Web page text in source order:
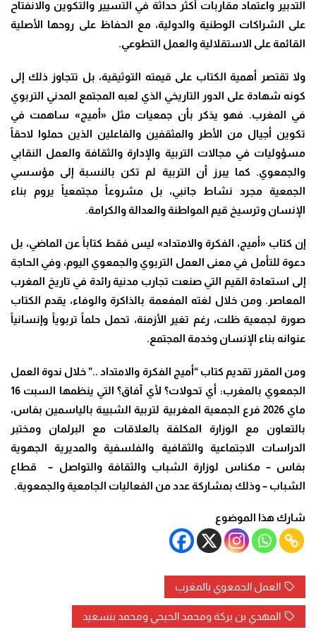
التدبير واعتماد مقاربات أكثر حداثة في التسيير والتكوين والانفتاح
على الشراكات الوطنية والدولية، مع الحفاظ على روحها الأصلية
القائمة على الاستقلالية والعمل التطوعي.
ولا تقتصر أهمية الكتاب على قيمته التوثيقية، بل تتجاوز ذلك إلى
كونه شهادة على الدور التاريخي الذي لعبه المجتمع المدني التربوي
في المغرب. فهو يذكر بأن جمعيات مثل «أميج» ساهمت في
تكوين أجيال من الأطر والمثقفين والفاعلين الذين حملوا لاحقاً
مسؤوليات في مجالات التربية والإدارة والثقافة والعمل النقابي
والجمعوي. كما يبرز أن التربية لم تكن بالنسبة إلى مؤسسي
الجمعية مجرد نشاط جانبي، بل مشروعاً مجتمعياً يروم بناء
الإنسان وترسيخ قيم المواطنة والعدالة والكرامة.
إن كتاب «أميج، الفكرة والامتداد» ليس فقط كتاباً عن الماضي، بل
دعوة للتأمل في معنى العمل التربوي والجمعوي اليوم، وفي الحاجة
إلى استعادة القيم التي صنعت تجارب مدنية رائدة في تاريخ المغرب
المعاصر. ومن خلال لغته المفعمة بالذاكرة والوفاء، يقدم الكتاب
صورة لجمعية ظلت، رغم تغير الأزمنة، تحمل حلماً تربوياً وإنسانياً
عنوانه بناء الإنسان وخدمة المجتمع.
ومن المقرر تقديم كتاب “أميج الفكرة والامتداد ..” خلال ندوة العمل
الجمعوي بالمغرب: أي تحولات؟ لأي آفاق؟ التي ينظمها السبت 16
ماي 2026 فرع الجمعية المغربية لتربية الشبيبة بالياسمين بفاس،
بالتعاون مع الوزارة المكلفة بالعلاقات مع البرلمان ومختبر
الدراسات الاجتماعية والثقافية والفلسفية والمديرية الجهوية
بفاس – مكناس لوزارة الشباب والثقافة والتواصل – قطاع
الشباب – وذلك بمشاركة عدد من الفعاليات الجامعية والجمعوية.
شارك هذا الموضوع
العمل الجمعوي بالمغرب
المهدي بن بركة ومحمد الحيحي ومحمد بنسعيد